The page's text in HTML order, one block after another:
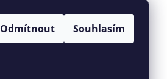
Odmítnout Souhlasím